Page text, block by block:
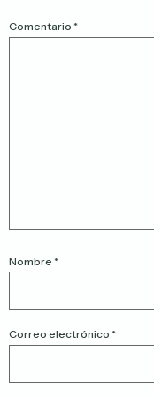
Comentario *
Nombre *
Correo electrónico *